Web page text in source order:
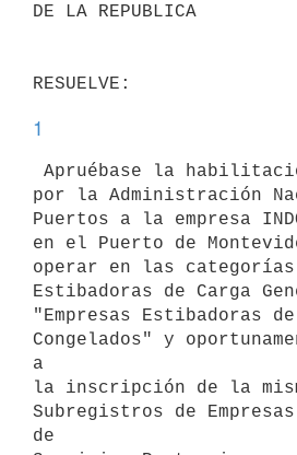
DE LA REPUBLICA
1
por la Administración
Puertos a la empresa
en el Puerto de
operar en las categorías
Estibadoras de Carga
"Empresas Estibadoras
Congelados" y
a
la inscripción de la
Subregistros de
de